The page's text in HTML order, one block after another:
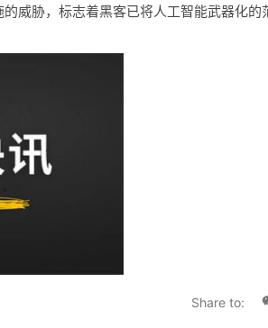
威胁，标志着黑客已将人工智能武器化的
Share to: